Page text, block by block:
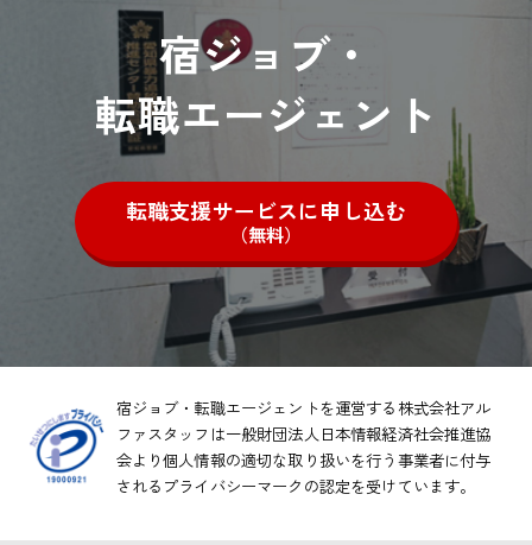
宿ジョブ・
転職エージェント
転職支援サービスに申し込む
（無料）
宿ジョブ・転職エージェントを運営する株式会社アル
ファスタッフは一般財団法人日本情報経済社会推進協
会より個人情報の適切な取り扱いを行う事業者に付与
されるプライバシーマークの認定を受けています。